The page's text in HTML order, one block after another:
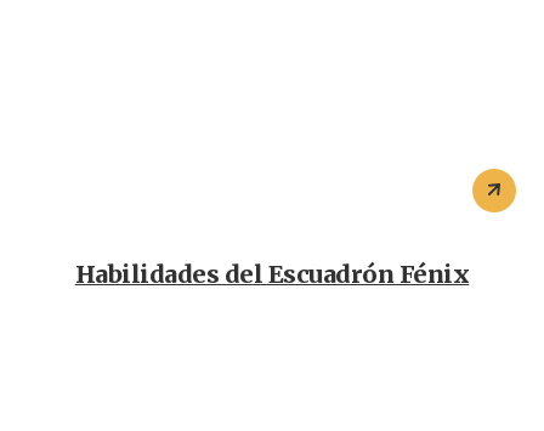
Habilidades del Escuadrón Fénix